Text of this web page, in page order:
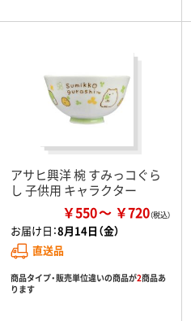
アサヒ興洋 椀 すみっコぐら
し 子供用 キャラクター
￥550 ￥720
お届け日：8月14日（金）
直送品
商品タイプ・販売単位違いの商品が2商品あ
ります